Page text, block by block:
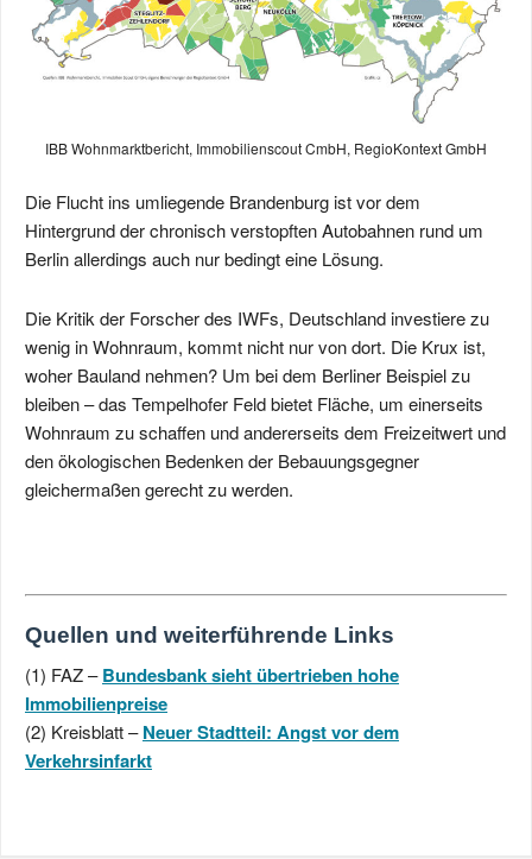
IBB Wohnmarktbericht, Immobilienscout CmbH, RegioKontext GmbH
Die Flucht ins umliegende Brandenburg ist vor dem
Hintergrund der chronisch verstopften Autobahnen rund um
Berlin allerdings auch nur bedingt eine Lösung.
Die Kritik der Forscher des IWFs, Deutschland investiere zu
wenig in Wohnraum, kommt nicht nur von dort. Die Krux ist,
woher Bauland nehmen? Um bei dem Berliner Beispiel zu
bleiben – das Tempelhofer Feld bietet Fläche, um einerseits
Wohnraum zu schaffen und andererseits dem Freizeitwert und
den ökologischen Bedenken der Bebauungsgegner
gleichermaßen gerecht zu werden.
Quellen und weiterführende Links
(1) FAZ –Bundesbank sieht übertrieben hohe
Immobilienpreise
(2) Kreisblatt –Neuer Stadtteil: Angst vor dem
Verkehrsinfarkt